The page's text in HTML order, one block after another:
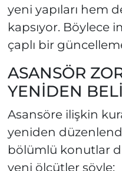
yeni yapıları hem
kapsıyor. Böylece
çaplı bir
ASANSÖR
YENİDEN
Asansöre ilişkin
yeniden
bölümlü konutlar
yeni ölçütler şöyle: